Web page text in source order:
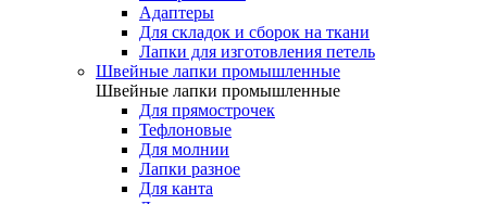
Адаптеры
Для складок и сборок на ткани
Лапки для изготовления петель
Швейные лапки промышленные
Швейные лапки промышленные
Для прямострочек
Тефлоновые
Для молнии
Лапки разное
Для канта